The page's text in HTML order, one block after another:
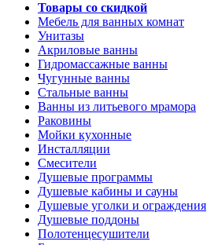
Товары со скидкой
Мебель для ванных комнат
Унитазы
Акриловые ванны
Гидромассажные ванны
Чугунные ванны
Стальные ванны
Ванны из литьевого мрамора
Раковины
Мойки кухонные
Инсталляции
Смесители
Душевые программы
Душевые кабины и сауны
Душевые уголки и ограждения
Душевые поддоны
Полотенцесушители